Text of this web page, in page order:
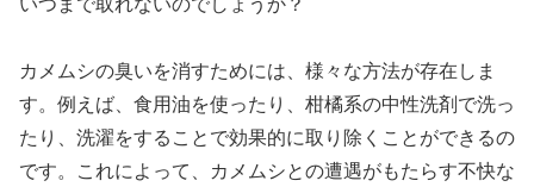
カメムシの臭いを消すためには、様々な方法が存在しま
す。例えば、食用油を使ったり、柑橘系の中性洗剤で洗っ
たり、洗濯をすることで効果的に取り除くことができるの
です。これによって、カメムシとの遭遇がもたらす不快な